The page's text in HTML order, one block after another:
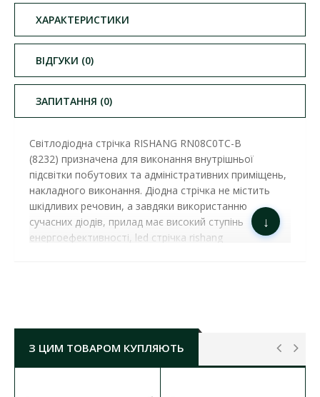
ХАРАКТЕРИСТИКИ
ВІДГУКИ (0)
ЗАПИТАННЯ (0)
Cвітлодіодна стрічка RISHANG RN08C0TC-B
(8232) призначена для виконання внутрішньої
підсвітки побутових та адміністративних приміщень,
накладного виконання. Діодна стрічка не містить
шкідливих речовин, а завдяки використанню
сучасних діодів, прилад має високий ступінь
енергоефективності, led стрічка rishang
стрічку ви можете на сайті нашого інтернет-
магазину.
↓
З ЦИМ ТОВАРОМ КУПЛЯЮТЬ